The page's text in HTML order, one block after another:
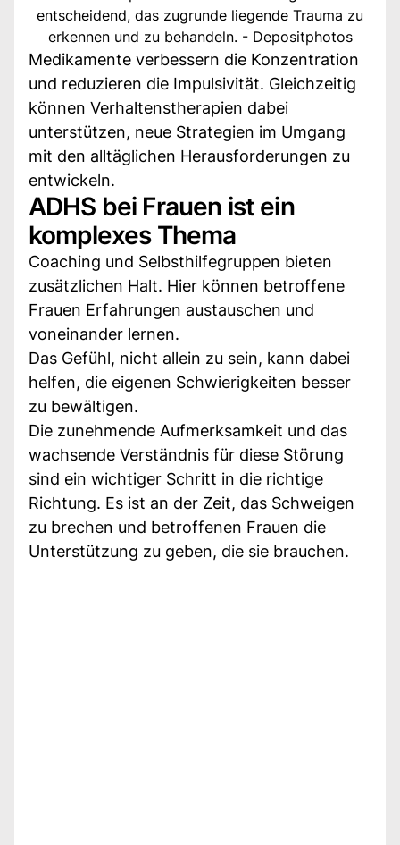
entscheidend, das zugrunde liegende Trauma zu
erkennen und zu behandeln. - Depositphotos
Medikamente verbessern die Konzentration
und reduzieren die Impulsivität. Gleichzeitig
können Verhaltenstherapien dabei
unterstützen, neue Strategien im Umgang
mit den alltäglichen Herausforderungen zu
entwickeln.
ADHS bei Frauen ist ein
komplexes Thema
Coaching und Selbsthilfegruppen bieten
zusätzlichen Halt. Hier können betroffene
Frauen Erfahrungen austauschen und
voneinander lernen.
Das Gefühl, nicht allein zu sein, kann dabei
helfen, die eigenen Schwierigkeiten besser
zu bewältigen.
Die zunehmende Aufmerksamkeit und das
wachsende Verständnis für diese Störung
sind ein wichtiger Schritt in die richtige
Richtung. Es ist an der Zeit, das Schweigen
zu brechen und betroffenen Frauen die
Unterstützung zu geben, die sie brauchen.